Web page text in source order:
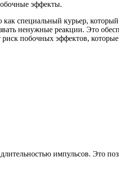
эффекты.
специальный курьер,
ненужные реакции. Это
побочных эффектов,
импульсов. Это